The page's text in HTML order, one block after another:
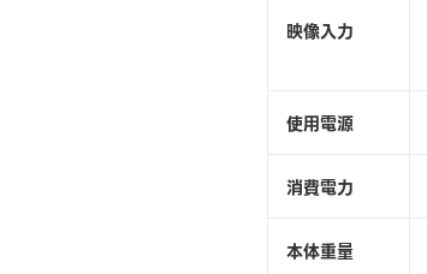
映像入力
使用電源
消費電力
本体重量